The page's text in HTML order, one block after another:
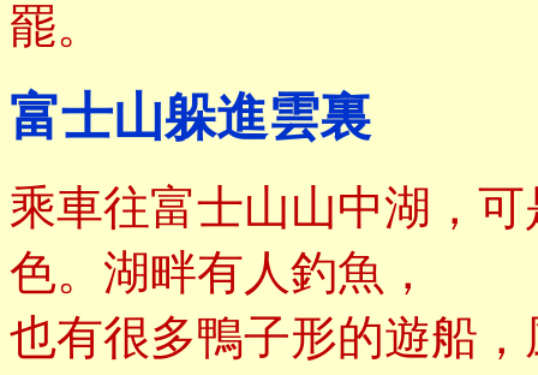
罷。
富士山躲進雲裏
乘車往富士山山中湖，
色。湖畔有人釣魚，
也有很多鴨子形的遊船